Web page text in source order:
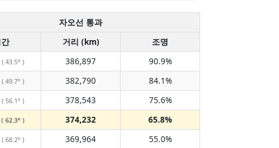
자오선 통과
거리 (km)
조명
( 43.5° ) 386,897
90.9%
( 49.7° ) 382,790
84.1%
( 56.1° ) 378,543
75.6%
( 62.3° ) 374,232
65.8%
( 68.2° ) 369,964
55.0%